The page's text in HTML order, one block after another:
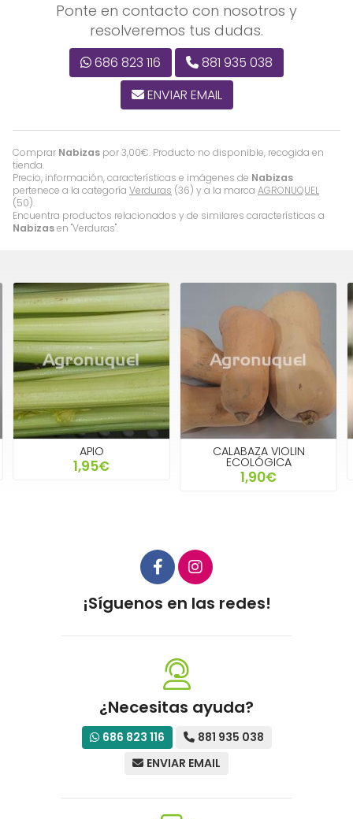
Comprar Nabizas por3,00€. Producto no disponible, recogida en
tienda.
Precio, información, características e imágenes de Nabizas
pertenece a la categoría Verduras (36) y a la marca AGRONUQUEL
(50).
Encuentra productos relacionados y de similares características a
Nabizasen "Verduras".
Ponte en contacto con nosotros y
resolveremos tus dudas.
686 823 116
881 935 038
ENVIAR EMAIL
APIO
1,95€
CALABAZA VIOLIN
ECOLÓGICA
1,90€
¡Síguenos en las redes!
¿Necesitas ayuda?
686 823 116
881 935 038
ENVIAR EMAIL